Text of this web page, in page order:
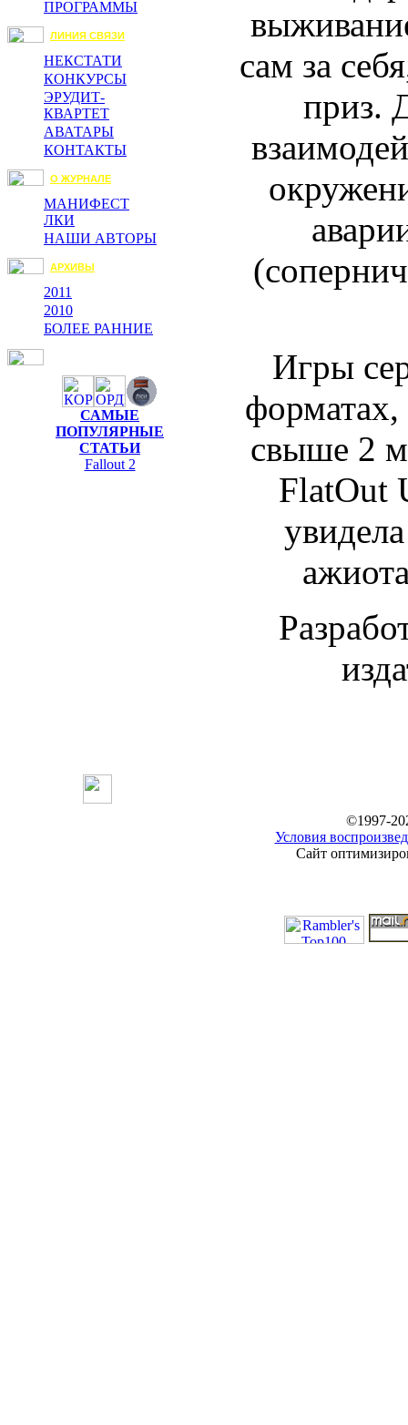
ПРОГРАММЫ
ЛИНИЯ СВЯЗИ
НЕКСТАТИ
КОНКУРСЫ
ЭРУДИТ-
КВАРТЕТ
АВАТАРЫ
КОНТАКТЫ
О ЖУРНАЛЕ
МАНИФЕСТ
ЛКИ
НАШИ АВТОРЫ
АРХИВЫ
2011
2010
БОЛЕЕ РАННИЕ
САМЫЕ
ПОПУЛЯРНЫЕ
СТАТЬИ
Fallout 2
сам за
приз.
Игры
свыше 2
FlatOut
©1997-
Условия
Сайт